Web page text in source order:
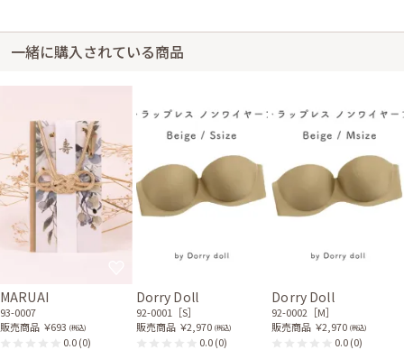
一緒に購入されている商品
MARUAI
93-0007
販売商品 ￥693 (税込)
0.0(0)
Dorry Doll
92-0001［S］
販売商品 ￥2,970 (税込)
0.0(0)
Dorry Doll
92-0002［M］
販売商品 ￥2,970 (税込)
0.0(0)